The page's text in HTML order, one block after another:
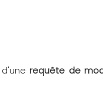
d'unerequête de